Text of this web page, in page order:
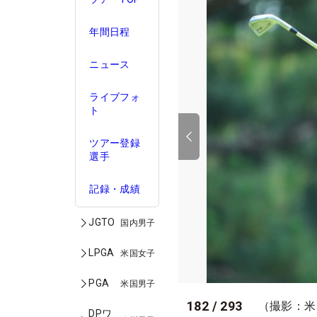
年間日程
ニュース
ライブフォ
ト
ツアー登録
選手
記録・成績
JGTO 国内男子
LPGA 米国女子
PGA 米国男子
DPワ 182 / 293 （撮影：